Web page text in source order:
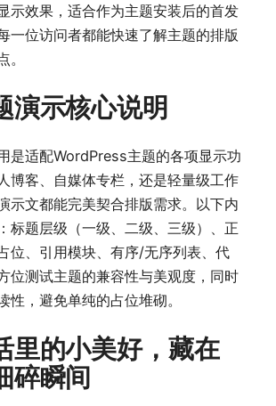
示效果，适合作为主题安装后的首发
一位访问者都能快速了解主题的排版
演示核心说明
是适配WordPress主题的各项显示功
博客、自媒体专栏，还是轻量级工作
示文都能完美契合排版需求。以下内
标题层级（一级、二级、三级）、正
位、引用模块、有序/无序列表、代
位测试主题的兼容性与美观度，同时
性，避免单纯的占位堆砌。
里的小美好，藏在
碎瞬间